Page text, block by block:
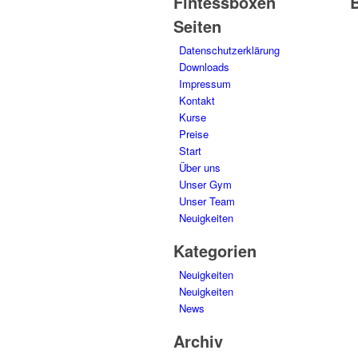
Seiten
Datenschutzerklärung
Downloads
Impressum
Kontakt
Kurse
Preise
Start
Über uns
Unser Gym
Unser Team
Neuigkeiten
Kategorien
Neuigkeiten
Neuigkeiten
News
Archiv